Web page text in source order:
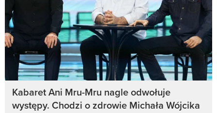
Kabaret Ani Mru-Mru nagle odwołuje
występy. Chodzi o zdrowie Michała Wójcika